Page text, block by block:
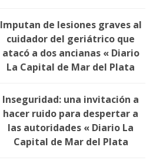
Imputan de lesiones graves al
cuidador del geriátrico que
atacó a dos ancianas « Diario
La Capital de Mar del Plata
Inseguridad: una invitación a
hacer ruido para despertar a
las autoridades « Diario La
Capital de Mar del Plata